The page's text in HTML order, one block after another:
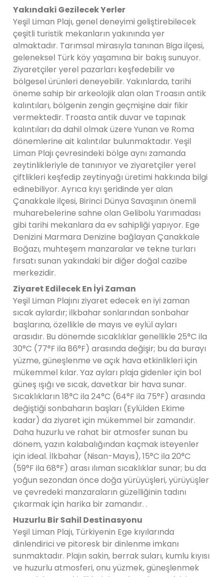
Yakındaki Gezilecek Yerler
Yeşil Liman Plajı, genel deneyimi geliştirebilecek
çeşitli turistik mekanların yakınında yer
almaktadır. Tarımsal mirasıyla tanınan Biga ilçesi,
geleneksel Türk köy yaşamına bir bakış sunuyor.
Ziyaretçiler yerel pazarları keşfedebilir ve
bölgesel ürünleri deneyebilir. Yakınlarda, tarihi
öneme sahip bir arkeolojik alan olan Troasın antik
kalıntıları, bölgenin zengin geçmişine dair fikir
vermektedir. Troasta antik duvar ve tapınak
kalıntıları da dahil olmak üzere Yunan ve Roma
dönemlerine ait kalıntılar bulunmaktadır. Yeşil
Liman Plajı çevresindeki bölge aynı zamanda
zeytinlikleriyle de tanınıyor ve ziyaretçiler yerel
çiftlikleri keşfedip zeytinyağı üretimi hakkında bilgi
edinebiliyor. Ayrıca kıyı şeridinde yer alan
Çanakkale ilçesi, Birinci Dünya Savaşının önemli
muharebelerine sahne olan Gelibolu Yarımadası
gibi tarihi mekanlara da ev sahipliği yapıyor. Ege
Denizini Marmara Denizine bağlayan Çanakkale
Boğazı, muhteşem manzaralar ve tekne turları
fırsatı sunan yakındaki bir diğer doğal cazibe
merkezidir.
Ziyaret Edilecek En İyi Zaman
Yeşil Liman Plajını ziyaret edecek en iyi zaman
sıcak aylardır; ilkbahar sonlarından sonbahar
başlarına, özellikle de mayıs ve eylül ayları
arasıdır. Bu dönemde sıcaklıklar genellikle 25°C ila
30°C (77°F ila 86°F) arasında değişir; bu da burayı
yüzme, güneşlenme ve açık hava etkinlikleri için
mükemmel kılar. Yaz ayları plaja gidenler için bol
güneş ışığı ve sıcak, davetkar bir hava sunar.
Sıcaklıkların 18°C ​​ila 24°C (64°F ila 75°F) arasında
değiştiği sonbaharın başları (Eylülden Ekime
kadar) da ziyaret için mükemmel bir zamandır.
Daha huzurlu ve rahat bir atmosfer sunan bu
dönem, yazın kalabalığından kaçmak isteyenler
için ideal. İlkbahar (Nisan-Mayıs), 15°C ila 20°C
(59°F ila 68°F) arası ılıman sıcaklıklar sunar; bu da
yoğun sezondan önce doğa yürüyüşleri, yürüyüşler
ve çevredeki manzaraların güzelliğinin tadını
çıkarmak için harika bir zamandır. .
Huzurlu Bir Sahil Destinasyonu
Yeşil Liman Plajı, Türkiyenin Ege kıyılarında
dinlendirici ve pitoresk bir dinlenme imkanı
sunmaktadır. Plajın sakin, berrak suları, kumlu kıyısı
ve huzurlu atmosferi, onu yüzmek, güneşlenmek